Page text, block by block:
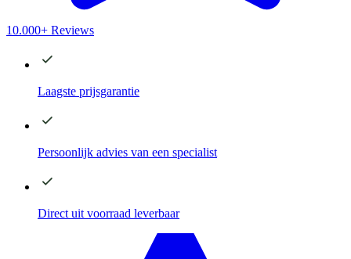
10.000+ Reviews
Laagste prijsgarantie
Persoonlijk advies van een specialist
Direct uit voorraad leverbaar